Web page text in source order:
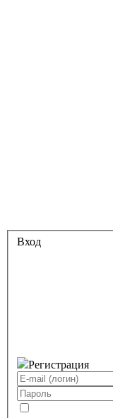
Вход
Регистрация